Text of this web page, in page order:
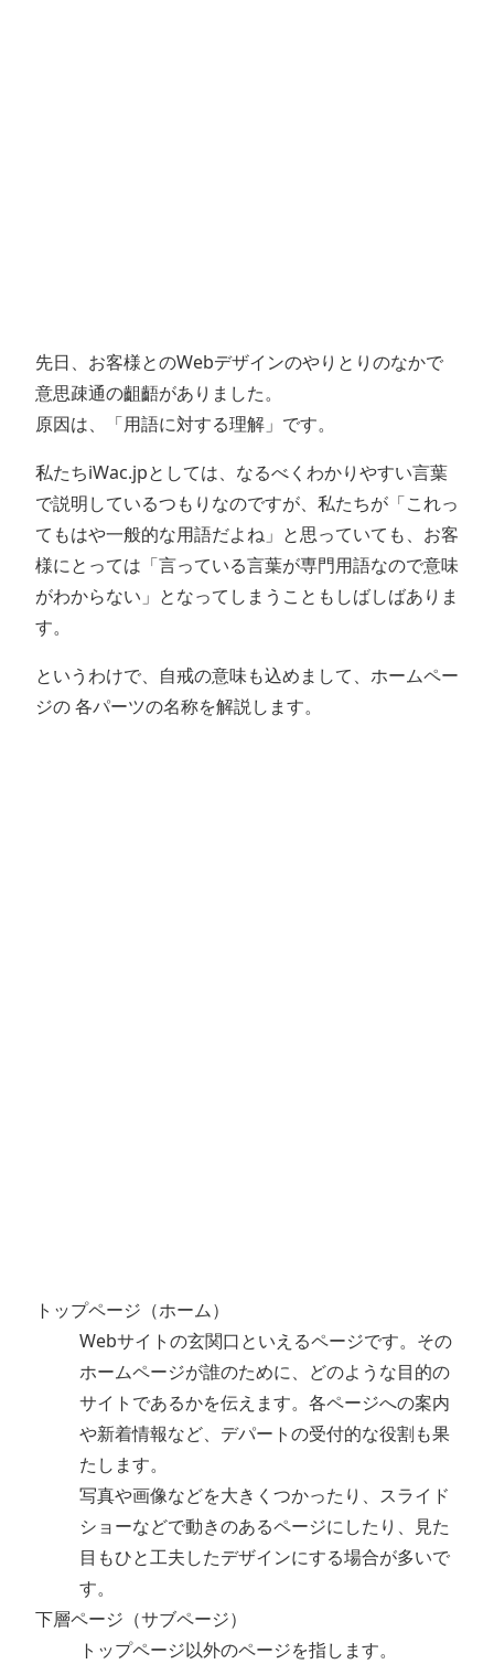
先日、お客様とのWebデザインのやりとりのなかで
意思疎通の齟齬がありました。
原因は、「用語に対する理解」です。
私たちiWac.jpとしては、なるべくわかりやすい言葉
で説明しているつもりなのですが、私たちが「これっ
てもはや一般的な用語だよね」と思っていても、お客
様にとっては「言っている言葉が専門用語なので意味
がわからない」となってしまうこともしばしばありま
す。
というわけで、自戒の意味も込めまして、ホームペー
ジの 各パーツの名称を解説します。
トップページ（ホーム）
Webサイトの玄関口といえるページです。その
ホームページが誰のために、どのような目的の
サイトであるかを伝えます。各ページへの案内
や新着情報など、デパートの受付的な役割も果
たします。
写真や画像などを大きくつかったり、スライド
ショーなどで動きのあるページにしたり、見た
目もひと工夫したデザインにする場合が多いで
す。
下層ページ（サブページ）
トップページ以外のページを指します。